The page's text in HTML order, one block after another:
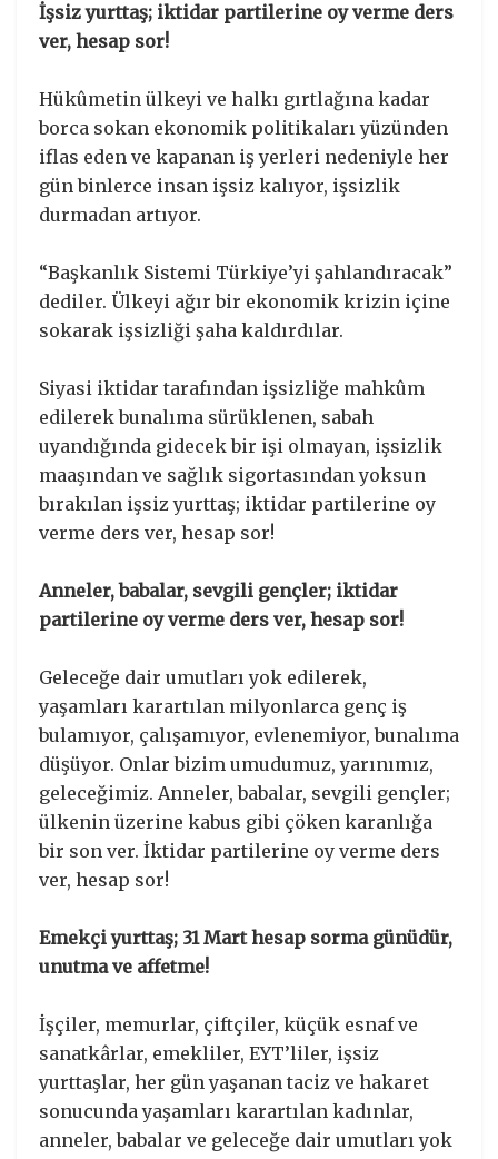
İşsiz yurttaş; iktidar partilerine oy verme ders
ver, hesap sor!
Hükûmetin ülkeyi ve halkı gırtlağına kadar
borca sokan ekonomik politikaları yüzünden
iflas eden ve kapanan iş yerleri nedeniyle her
gün binlerce insan işsiz kalıyor, işsizlik
durmadan artıyor.
“Başkanlık Sistemi Türkiye’yi şahlandıracak”
dediler. Ülkeyi ağır bir ekonomik krizin içine
sokarak işsizliği şaha kaldırdılar.
Siyasi iktidar tarafından işsizliğe mahkûm
edilerek bunalıma sürüklenen, sabah
uyandığında gidecek bir işi olmayan, işsizlik
maaşından ve sağlık sigortasından yoksun
bırakılan işsiz yurttaş; iktidar partilerine oy
verme ders ver, hesap sor!
Anneler, babalar, sevgili gençler; iktidar
partilerine oy verme ders ver, hesap sor!
Geleceğe dair umutları yok edilerek,
yaşamları karartılan milyonlarca genç iş
bulamıyor, çalışamıyor, evlenemiyor, bunalıma
düşüyor. Onlar bizim umudumuz, yarınımız,
geleceğimiz. Anneler, babalar, sevgili gençler;
ülkenin üzerine kabus gibi çöken karanlığa
bir son ver. İktidar partilerine oy verme ders
ver, hesap sor!
Emekçi yurttaş; 31 Mart hesap sorma günüdür,
unutma ve affetme!
İşçiler, memurlar, çiftçiler, küçük esnaf ve
sanatkârlar, emekliler, EYT’liler, işsiz
yurttaşlar, her gün yaşanan taciz ve hakaret
sonucunda yaşamları karartılan kadınlar,
anneler, babalar ve geleceğe dair umutları yok